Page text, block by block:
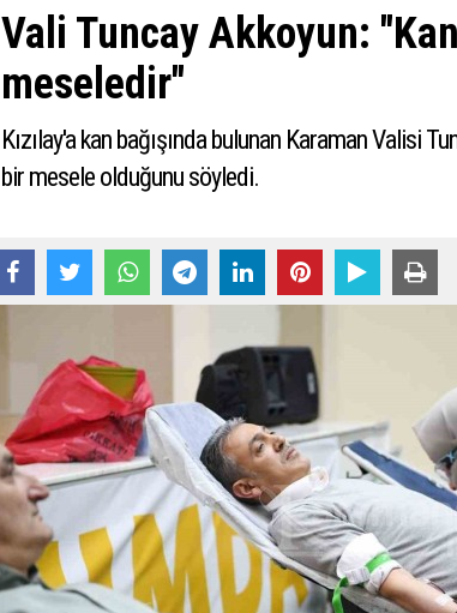
Vali Tuncay Akkoyun:
meseledir"
Kızılay'a kan bağışında bulunan Karaman Valisi
bir mesele olduğunu söyledi.